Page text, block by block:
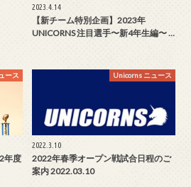
2023.4.14
【新チーム特別企画】2023年
UNICORNS 注目選手〜新4年生編〜 …
ース
年度
Unicorns ニュース
2022.3.10
2022年春季オープン戦試合日程のご
案内 2022.03.10